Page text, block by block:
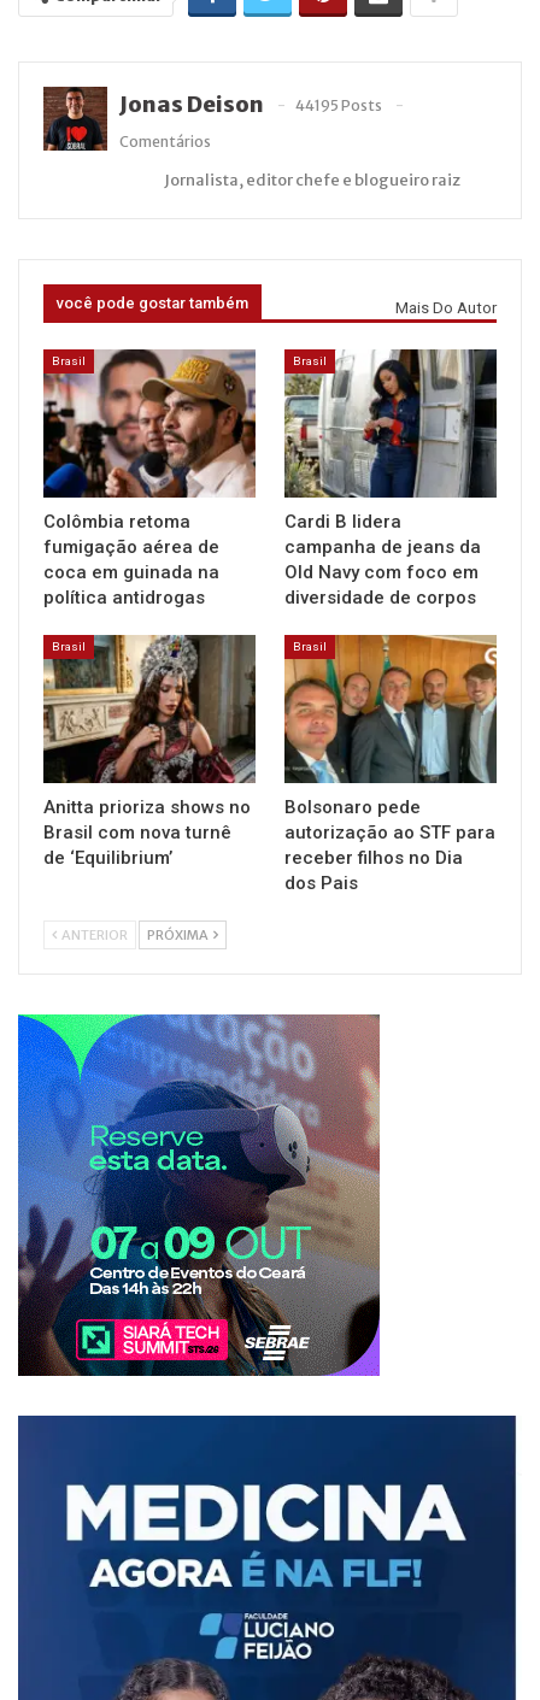
Jonas Deison
44195 Posts
Comentários
Jornalista, editor chefe e blogueiro raiz
você pode gostar também Mais Do Autor
Brasil
Colômbia retoma
fumigação aérea de
coca em guinada na
política antidrogas
Brasil
Cardi B lidera
campanha de jeans da
Old Navy com foco em
diversidade de corpos
Brasil
Anitta prioriza shows no
Brasil com nova turnê
de ‘Equilibrium’
Brasil
Bolsonaro pede
autorização ao STF para
receber filhos no Dia
dos Pais
ANTERIOR PRÓXIMA